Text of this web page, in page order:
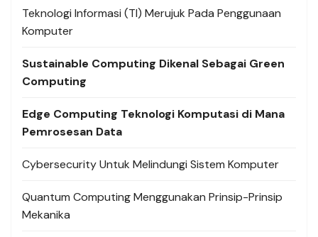
Teknologi Informasi (TI) Merujuk Pada Penggunaan
Komputer
Sustainable Computing Dikenal Sebagai Green
Computing
Edge Computing Teknologi Komputasi di Mana
Pemrosesan Data
Cybersecurity Untuk Melindungi Sistem Komputer
Quantum Computing Menggunakan Prinsip-Prinsip
Mekanika